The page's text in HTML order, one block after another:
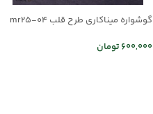
گوشواره میناکاری طرح قلب mr25-04
600,000 تومان